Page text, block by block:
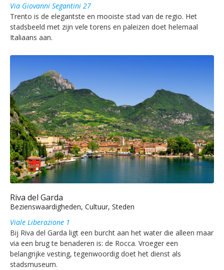
Via Giovanni Segantini 27
Trento is de elegantste en mooiste stad van de regio. Het
stadsbeeld met zijn vele torens en paleizen doet helemaal
Italiaans aan.
Riva del Garda
Bezienswaardigheden, Cultuur, Steden
Viale Liberazione 1
Bij Riva del Garda ligt een burcht aan het water die alleen maar
via een brug te benaderen is: de Rocca. Vroeger een
belangrijke vesting, tegenwoordig doet het dienst als
stadsmuseum.